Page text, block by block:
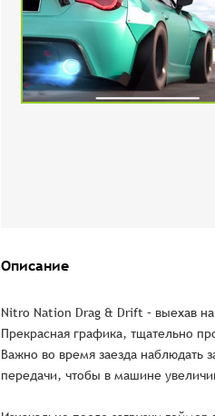
Описание
Nitro Nation Drag & Drift – выехав
Прекрасная графика, тщательно
Важно во время заезда наблюдать
передачи, чтобы в машине